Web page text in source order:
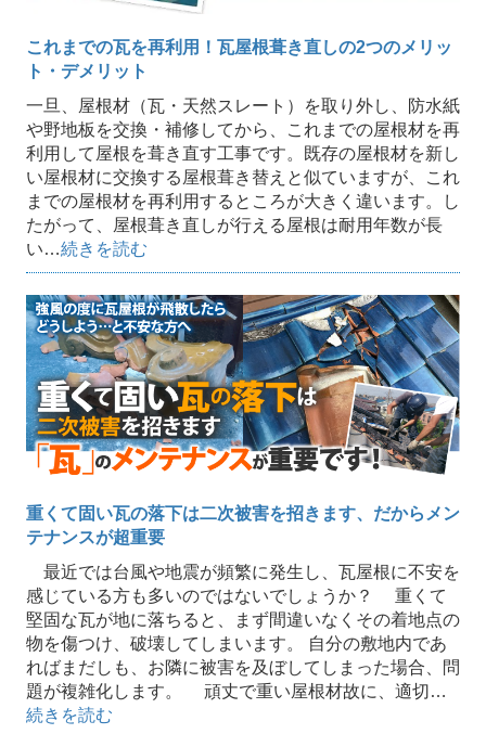
これまでの瓦を再利用！瓦屋根葺き直しの2つのメリッ
ト・デメリット
一旦、屋根材（瓦・天然スレート）を取り外し、防水紙
や野地板を交換・補修してから、これまでの屋根材を再
利用して屋根を葺き直す工事です。既存の屋根材を新し
い屋根材に交換する屋根葺き替えと似ていますが、これ
までの屋根材を再利用するところが大きく違います。し
たがって、屋根葺き直しが行える屋根は耐用年数が長
い…続きを読む
重くて固い瓦の落下は二次被害を招きます、だからメン
テナンスが超重要
最近では台風や地震が頻繁に発生し、瓦屋根に不安を
感じている方も多いのではないでしょうか？ 重くて
堅固な瓦が地に落ちると、まず間違いなくその着地点の
物を傷つけ、破壊してしまいます。 自分の敷地内であ
ればまだしも、お隣に被害を及ぼしてしまった場合、問
題が複雑化します。 頑丈で重い屋根材故に、適切…
続きを読む